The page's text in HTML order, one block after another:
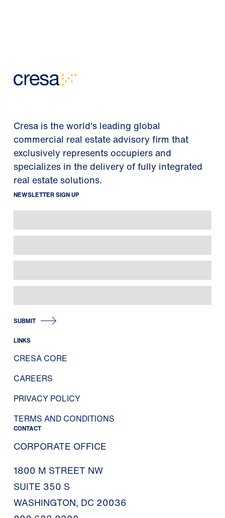
Cresa is the world's leading global
commercial real estate advisory firm that
exclusively represents occupiers and
specializes in the delivery of fully integrated
real estate solutions.
NEWSLETTER SIGN UP
SUBMIT
LINKS
CRESA CORE
CAREERS
PRIVACY POLICY
TERMS AND CONDITIONS
CONTACT
CORPORATE OFFICE
1800 M STREET NW
SUITE 350 S
WASHINGTON, DC 20036